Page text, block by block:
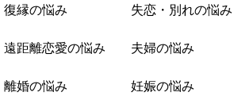
復縁の悩み 失恋・別れの悩み
遠距離恋愛の悩み 夫婦の悩み
離婚の悩み 妊娠の悩み